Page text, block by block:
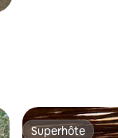
Superhôte